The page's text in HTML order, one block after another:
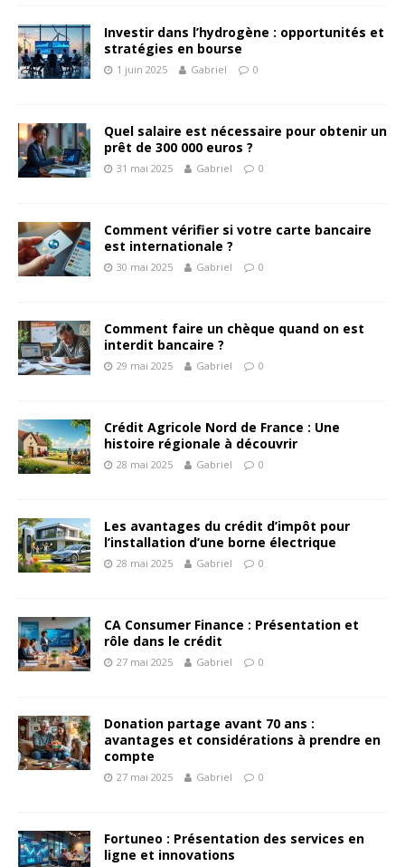
Investir dans l’hydrogène : opportunités et
stratégies en bourse
1 juin 2025 Gabriel 0
Quel salaire est nécessaire pour obtenir un
prêt de 300 000 euros ?
31 mai 2025 Gabriel 0
Comment vérifier si votre carte bancaire
est internationale ?
30 mai 2025 Gabriel 0
Comment faire un chèque quand on est
interdit bancaire ?
29 mai 2025 Gabriel 0
Crédit Agricole Nord de France : Une
histoire régionale à découvrir
28 mai 2025 Gabriel 0
Les avantages du crédit d’impôt pour
l’installation d’une borne électrique
28 mai 2025 Gabriel 0
CA Consumer Finance : Présentation et
rôle dans le crédit
27 mai 2025 Gabriel 0
Donation partage avant 70 ans :
avantages et considérations à prendre en
compte
27 mai 2025 Gabriel 0
Fortuneo : Présentation des services en
ligne et innovations